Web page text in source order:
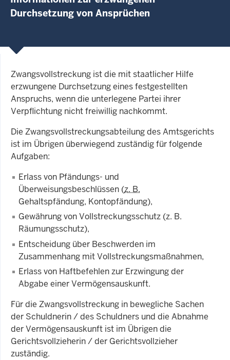
Durchsetzung von Ansprüchen
Zwangsvollstreckung ist die mit staatlicher Hilfe
erzwungene Durch­set­zung eines fest­ge­stel­lten
Anspruchs, wenn die unterlegene Par­tei ihrer
Verpflichtung nicht freiwillig nachkommt.
Die Zwangsvollstreckungsabteilung des Amtsgerichts
ist im Übrigen überwiegend zuständig für folgende
Aufgaben:
Erlass von Pfändungs- und
Überweisungsbeschlüssen (z. B.
Gehaltspfändung, Kontopfändung),
Gewährung von Vollstreckungsschutz (z. B.
Räumungsschutz),
Entscheidung über Beschwerden im
Zusammenhang mit Vollstreckungsmaßnahmen,
Erlass von Haftbefehlen zur Erzwingung der
Abgabe einer Vermögensauskunft.
Für die Zwangsvollstreckung in bewegliche Sachen
der Schuldnerin / des Schuldners und die Abnahme
der Vermögensauskunft ist im Übrigen die
Gerichtsvollzieherin / der Gerichtsvollzieher
zuständig.